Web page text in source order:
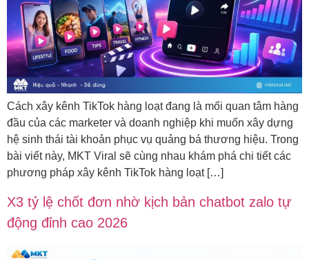
Cách xây kênh TikTok hàng loạt đang là mối quan tâm hàng
đầu của các marketer và doanh nghiệp khi muốn xây dựng
hệ sinh thái tài khoản phục vụ quảng bá thương hiệu. Trong
bài viết này, MKT Viral sẽ cùng nhau khám phá chi tiết các
phương pháp xây kênh TikTok hàng loạt […]
X3 tỷ lệ chốt đơn nhờ kịch bản chatbot zalo tự
động đỉnh cao 2026